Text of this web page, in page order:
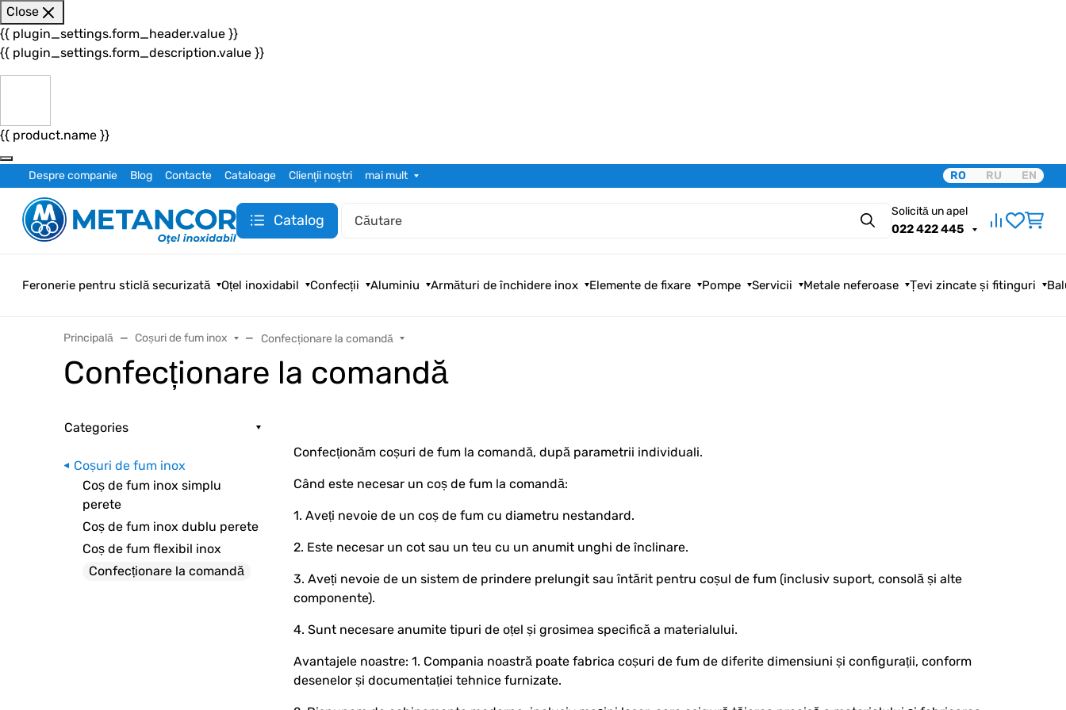
Close
{{ plugin_settings.form_header.value }}
{{ plugin_settings.form_description.value }}
{{ product.name }}
Despre companie Blog Contacte Cataloage Clienţii noştri mai mult RO RU EN
Catalog Căutare
Solicită un apel
022 422 445
Feronerie pentru sticlă securizată Oțel inoxidabil Confecții Aluminiu Armături de închidere inox Elemente de fixare Pompe Servicii Metale neferoase Țevi zincate și fitinguri
Principală Coșuri de fum inox Confecționare la comandă
Confecționare la comandă
Categories
Coșuri de fum inox
Сoș de fum inox simplu
perete
Coș de fum inox dublu perete
Coș de fum flexibil inox
Confecționare la comandă
Confecționăm coșuri de fum la comandă, după parametrii individuali.
Când este necesar un coș de fum la comandă:
1. Aveți nevoie de un coș de fum cu diametru nestandard.
2. Este necesar un cot sau un teu cu un anumit unghi de înclinare.
3. Aveți nevoie de un sistem de prindere prelungit sau întărit pentru coșul de fum (inclusiv suport, consolă și alte
componente).
4. Sunt necesare anumite tipuri de oțel și grosimea specifică a materialului.
Avantajele noastre: 1. Compania noastră poate fabrica coșuri de fum de diferite dimensiuni și configurații, conform
desenelor și documentației tehnice furnizate.